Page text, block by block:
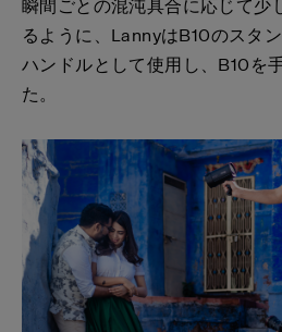
瞬間ごとの混沌具合に応じて少
るように、LannyはB10のスタ
ハンドルとして使用し、B10を
た。